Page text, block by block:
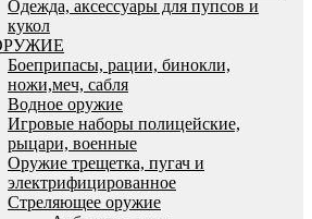
Одежда, аксессуары для пупсов и
кукол
Боеприпасы, рации, бинокли,
ножи,меч, сабля
Водное оружие
Игровые наборы полицейские,
рыцари, военные
Оружие трещетка, пугач и
электрифицированное
Стреляющее оружие